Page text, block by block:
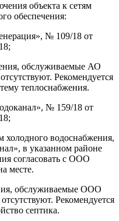
объекта к сетям
обеспечения:
№ 109/18 от
обслуживаемые АО
Рекомендуется
теплоснабжения.
№ 159/18 от
водоснабжения,
в указанном районе
согласовать с ООО
месте.
обслуживаемые ООО
Рекомендуется
септика.